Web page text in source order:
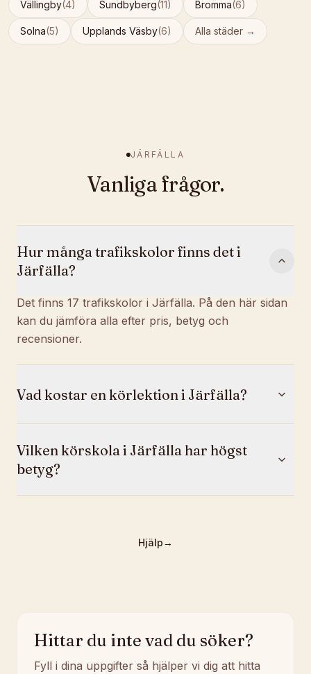
Vällingby(4) Sundbyberg(11) Bromma(6)
Solna(5) Upplands Väsby(6) Alla städer →
JÄRFÄLLA
Vanliga frågor.
Hur många trafikskolor finns det i
Järfälla?
Det finns 17 trafikskolor i Järfälla. På den här sidan
kan du jämföra alla efter pris, betyg och
recensioner.
Vad kostar en körlektion i Järfälla?
Vilken körskola i Järfälla har högst
betyg?
Hjälp→
Hittar du inte vad du söker?
Fyll i dina uppgifter så hjälper vi dig att hitta